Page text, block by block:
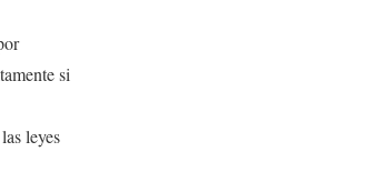
si
leyes